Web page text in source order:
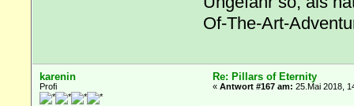
Of-The-Art-
karenin
Profi
Re: Pillars of Eternity
«Antwort #167 am: 25.Mai 2018,